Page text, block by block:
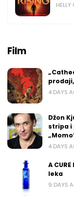
HELLY
Film
4 DAYS
Džon
stripa i
4 DAYS
A
leka
9 DAYS